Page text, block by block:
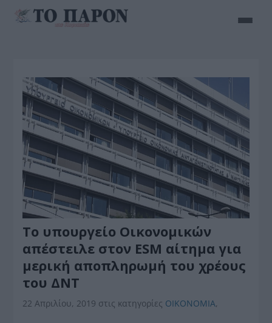
Το υπουργείο Οικονομικών
απέστειλε στον ESM αίτημα για
μερική αποπληρωμή του χρέους
του ΔΝΤ
22 Απριλίου, 2019 στις κατηγορίες ΟΙΚΟΝΟΜΙΑ,